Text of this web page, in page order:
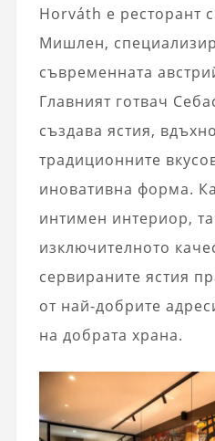
Horváth е ресторант
Мишлен,
съвременната
Главният готвач
създава ястия,
традиционните
иновативна форма.
интимен интериор,
изключителното
сервираните ястия
от най-добрите
на добрата храна.